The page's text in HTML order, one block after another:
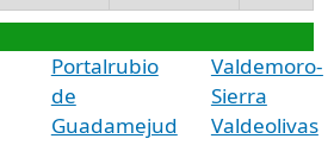
Portalrubio
de
Guadamejud
Valdemoro-
Sierra
Valdeolivas